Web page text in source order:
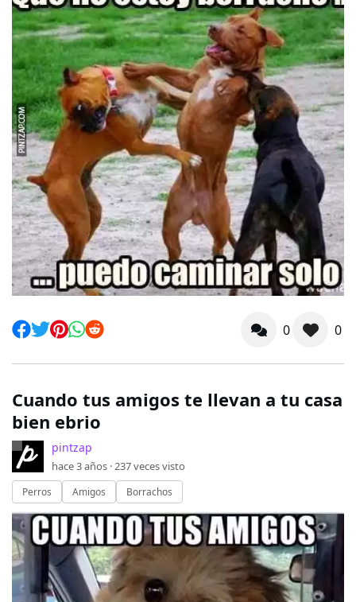
0 0
Cuando tus amigos te llevan a tu casa
bien ebrio
pintzap
hace 3 años ·237veces visto
Perros Amigos Borrachos